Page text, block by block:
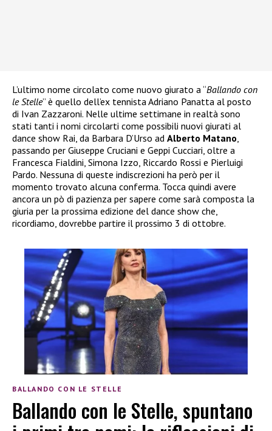
L’ultimo nome circolato come nuovo giurato a “Ballando con
le Stelle” è quello dell’ex tennista Adriano Panatta al posto
di Ivan Zazzaroni. Nelle ultime settimane in realtà sono
stati tanti i nomi circolarti come possibili nuovi giurati al
dance show Rai, da Barbara D’Urso ad Alberto Matano,
passando per Giuseppe Cruciani e Geppi Cucciari, oltre a
Francesca Fialdini, Simona Izzo, Riccardo Rossi e Pierluigi
Pardo. Nessuna di queste indiscrezioni ha però per il
momento trovato alcuna conferma. Tocca quindi avere
ancora un pò di pazienza per sapere come sarà composta la
giuria per la prossima edizione del dance show che,
ricordiamo, dovrebbe partire il prossimo 3 di ottobre.
BALLANDO CON LE STELLE
Ballando con le Stelle, spuntano